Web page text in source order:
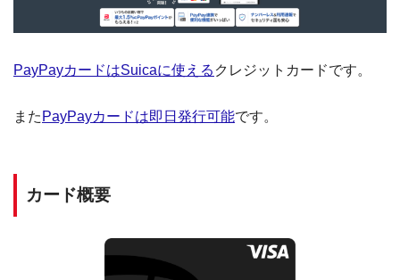
PayPayカードはSuicaに使える クレジットカードです。
また PayPayカードは即日発行可能です。
カード概要